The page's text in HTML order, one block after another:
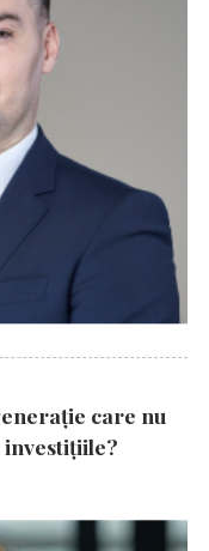
care nu
investițiile?